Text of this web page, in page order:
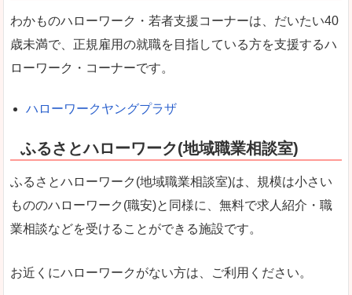
わかものハローワーク・若者支援コーナーは、だいたい40
歳未満で、正規雇用の就職を目指している方を支援するハ
ローワーク・コーナーです。
ハローワークヤングプラザ
ふるさとハローワーク(地域職業相談室)
ふるさとハローワーク(地域職業相談室)は、規模は小さい
もののハローワーク(職安)と同様に、無料で求人紹介・職
業相談などを受けることができる施設です。
お近くにハローワークがない方は、ご利用ください。